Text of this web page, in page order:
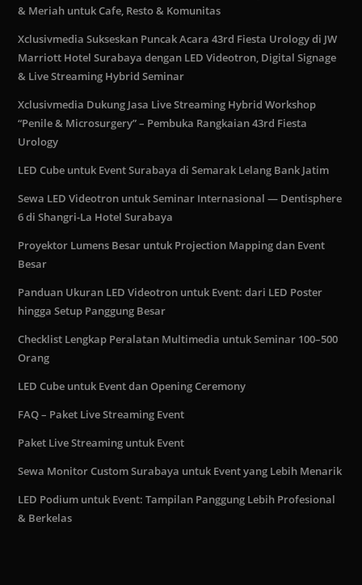
& Meriah untuk Cafe, Resto & Komunitas
Xclusivmedia Sukseskan Puncak Acara 43rd Fiesta Urology di JW
Marriott Hotel Surabaya dengan LED Videotron, Digital Signage
& Live Streaming Hybrid Seminar
Xclusivmedia Dukung Jasa Live Streaming Hybrid Workshop
“Penile & Microsurgery” – Pembuka Rangkaian 43rd Fiesta
Urology
LED Cube untuk Event Surabaya di Semarak Lelang Bank Jatim
Sewa LED Videotron untuk Seminar Internasional — Dentisphere
6 di Shangri-La Hotel Surabaya
Proyektor Lumens Besar untuk Projection Mapping dan Event
Besar
Panduan Ukuran LED Videotron untuk Event: dari LED Poster
hingga Setup Panggung Besar
Checklist Lengkap Peralatan Multimedia untuk Seminar 100–500
Orang
LED Cube untuk Event dan Opening Ceremony
FAQ – Paket Live Streaming Event
Paket Live Streaming untuk Event
Sewa Monitor Custom Surabaya untuk Event yang Lebih Menarik
LED Podium untuk Event: Tampilan Panggung Lebih Profesional
& Berkelas